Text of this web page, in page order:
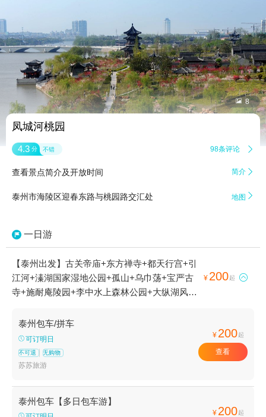
 8
凤城河桃园
4.3 分 不错 98条评论 
查看景点简介及开放时间 简介 
泰州市海陵区迎春东路与桃园路交汇处 地图 
一日游
【泰州出发】古关帝庙+东方禅寺+都天行宫+引
江河+溱湖国家湿地公园+孤山+乌巾荡+宝严古
寺+施耐庵陵园+李中水上森林公园+大纵湖风光
已下线+福慧寺+花庙+江村+中共江浙区泰兴独
立支部旧址纪念馆+郑板桥故居+明御史蒋科宅第
+溱潼古镇+郑板桥陵园+梅园(轮渡站)+泰州光孝
寺+刘国钧故居--已下线+净业寺+郑板桥纪念馆
+凤城河桃园+凤城河风水博物馆+黄桥古镇+泰
¥ 200起 
泰州包车/拼车
可订明日
不可退 无购物
苏苏旅游
¥ 200起
查看
泰州包车【多日包车游】
¥ 200起